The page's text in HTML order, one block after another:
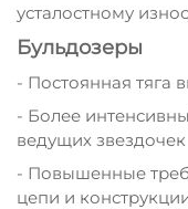
усталостному
Бульдозеры
- Постоянная тяга
- Более
ведущих звездочек
- Повышенные
цепи и